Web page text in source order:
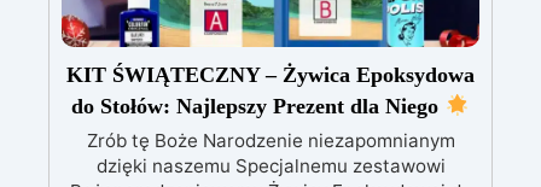
KIT ŚWIĄTECZNY – Żywica Epoksydowa
do Stołów: Najlepszy Prezent dla Niego
Zrób tę Boże Narodzenie niezapomnianym
dzięki naszemu Specjalnemu zestawowi